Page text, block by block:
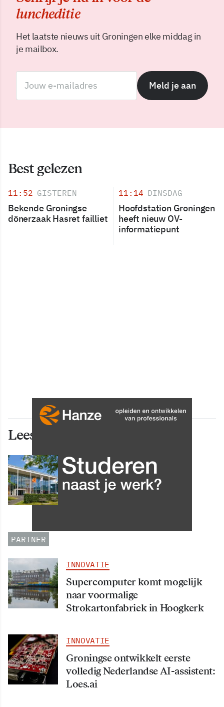
luncheditie
Het laatste nieuws uit Groningen elke middag in
je mailbox.
Meld je aan
Best gelezen
11:52 GISTEREN
Bekende Groningse
dönerzaak Hasret failliet
11:14 DINSDAG
Hoofdstation Groningen
heeft nieuw OV-
informatiepunt
Lees ook deze artikelen
INNOVATIE
Grip op data en informatie:
Leergang Data en
PARTNER
INNOVATIE
Supercomputer komt mogelijk
naar voormalige
Strokartonfabriek in Hoogkerk
INNOVATIE
Groningse ontwikkelt eerste
volledig Nederlandse AI-assistent:
Loes.ai